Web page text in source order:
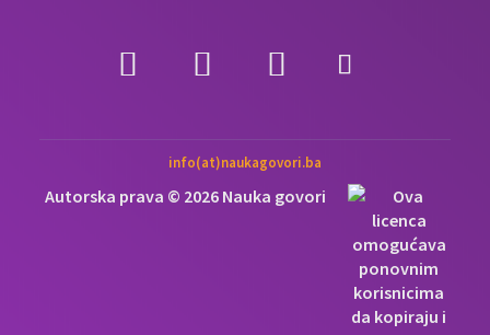
info(at)naukagovori.ba
Autorska prava © 2026 Nauka govori